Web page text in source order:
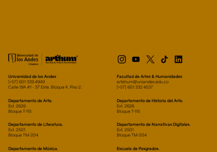
Universidad de los Andes
[+57] 601 339 4949
Calle 19A #1 - 37 Este. Bloque K. Piso 2.
Facultad de Artes & Humanidades
artehum@uniandes.edu.co
[+57] 601 332 4537
Departamento de Arte.
Ext. 2626
Bloque T-115
Departamento de Historia del Arte.
Ext. 2626
Bloque T-115
Departamento de Literatura.
Ext. 2501
Bloque TM-204
Departamento de Narrativas Digitales.
Ext. 2501
Bloque TM-204
Departamento de Música.
Escuela de Posgrados.